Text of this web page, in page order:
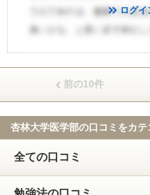
ログイ
前の10件
杏林大学医学部の口コミをカ
全ての口コミ